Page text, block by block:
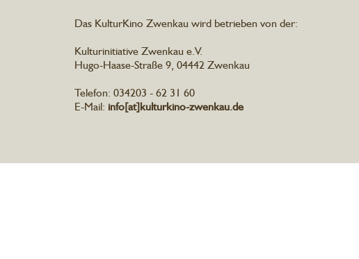
Das KulturKino Zwenkau wird betrieben von der:
Kulturinitiative Zwenkau e.V.
Hugo-Haase-Straße 9, 04442 Zwenkau
Telefon: 034203 - 62 31 60
E-Mail: info[at]kulturkino-zwenkau.de